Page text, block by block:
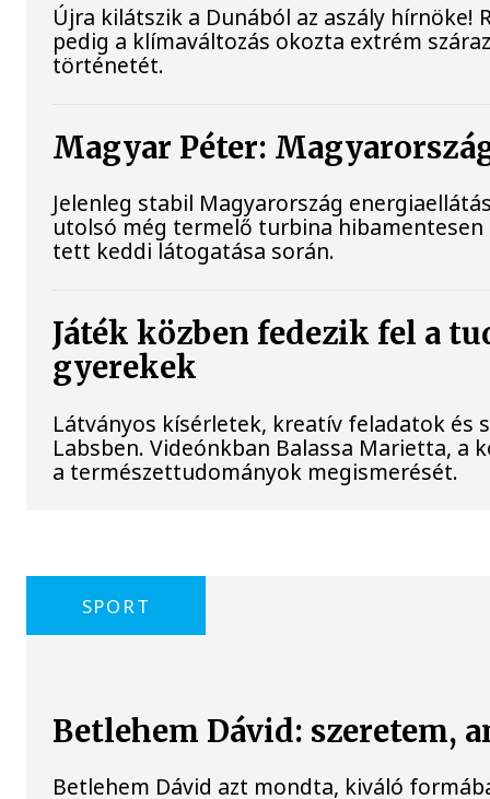
Újra kilátszik a Dunából az aszály
pedig a klímaváltozás okozta extrém
történetét.
Magyar Péter:
Jelenleg stabil Magyarország
utolsó még termelő turbina
tett keddi látogatása során.
Játék közben fedezik fel a
gyerekek
Látványos kísérletek, kreatív feladatok és
Labsben. Videónkban Balassa Marietta, a
a természettudományok megismerését.
SPORT
Betlehem Dávid: szeretem,
Betlehem Dávid azt mondta, kiváló